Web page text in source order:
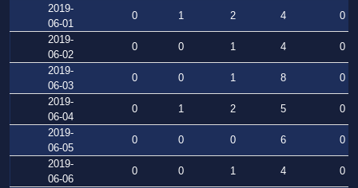
2019-
06-01
0 1 2 4
0
2019-
06-02
0 0 1 4
0
2019-
06-03
0 0 1 8
0
2019-
06-04
0 1 2 5
0
2019-
06-05
0 0 0 6
0
2019-
06-06
0 0 1 4
0